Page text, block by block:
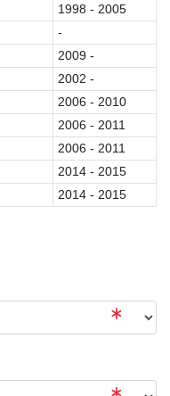
1998 - 2005
-
2009 -
2002 -
2006 - 2010
2006 - 2011
2006 - 2011
2014 - 2015
2014 - 2015